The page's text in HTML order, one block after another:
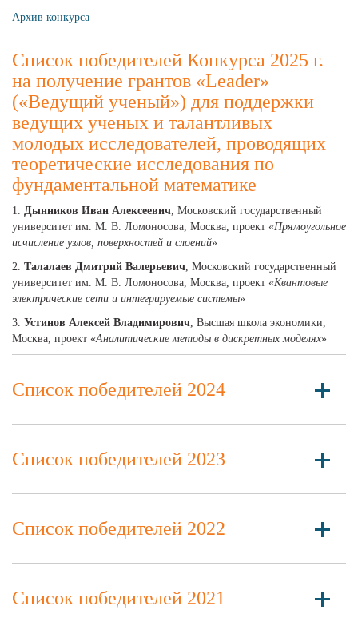
Архив конкурса
Список победителей Конкурса 2025 г.
на получение грантов «Leader»
(«Ведущий ученый») для поддержки
ведущих ученых и талантливых
молодых исследователей, проводящих
теоретические исследования по
фундаментальной математике
1. Дынников Иван Алексеевич, Московский государственный
университет им. М. В. Ломоносова, Москва, проект «Прямоугольное
исчисление узлов, поверхностей и слоений»
2. Талалаев Дмитрий Валерьевич, Московский государственный
университет им. М. В. Ломоносова, Москва, проект «Квантовые
электрические сети и интегрируемые системы»
3. Устинов Алексей Владимирович, Высшая школа экономики,
Москва, проект «Аналитические методы в дискретных моделях»
Список победителей 2024
Список победителей 2023
Список победителей 2022
Список победителей 2021